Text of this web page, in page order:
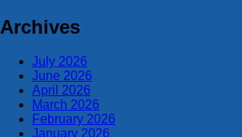
Archives
July 2026
June 2026
April 2026
March 2026
February 2026
January 2026